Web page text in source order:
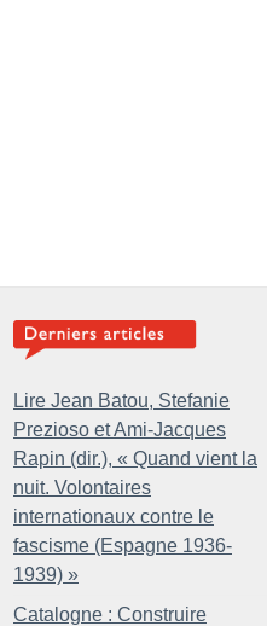
Lire Jean Batou, Stefanie
Prezioso et Ami-Jacques
Rapin (dir.), « Quand vient la
nuit. Volontaires
internationaux contre le
fascisme (Espagne 1936-
1939) »
Catalogne : Construire